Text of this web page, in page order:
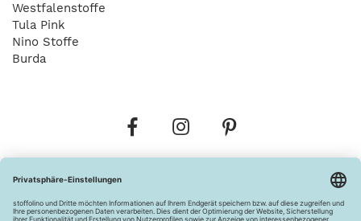
Westfalenstoffe
Tula Pink
Nino Stoffe
Burda